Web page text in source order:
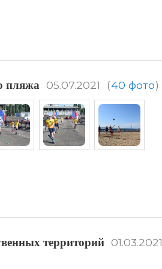
пляжа 05.07.2021 (40 фото)
территорий 01.03.2021